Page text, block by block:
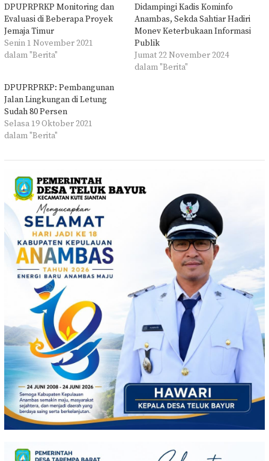
DPUPRPRKP Monitoring dan
Evaluasi di Beberapa Proyek
Jemaja Timur
Senin 1 November 2021
dalam "Berita"
Didampingi Kadis Kominfo
Anambas, Sekda Sahtiar Hadiri
Monev Keterbukaan Informasi
Publik
Jumat 22 November 2024
dalam "Berita"
DPUPRPRKP: Pembangunan
Jalan Lingkungan di Letung
Sudah 80 Persen
Selasa 19 Oktober 2021
dalam "Berita"